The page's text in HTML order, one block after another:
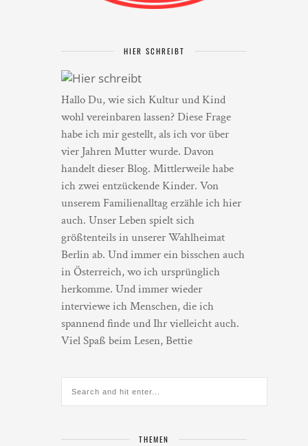
HIER SCHREIBT
Hallo Du, wie sich Kultur und Kind
wohl vereinbaren lassen? Diese Frage
habe ich mir gestellt, als ich vor über
vier Jahren Mutter wurde. Davon
handelt dieser Blog. Mittlerweile habe
ich zwei entzückende Kinder. Von
unserem Familienalltag erzähle ich hier
auch. Unser Leben spielt sich
größtenteils in unserer Wahlheimat
Berlin ab. Und immer ein bisschen auch
in Österreich, wo ich ursprünglich
herkomme. Und immer wieder
interviewe ich Menschen, die ich
spannend finde und Ihr vielleicht auch.
Viel Spaß beim Lesen, Bettie
THEMEN